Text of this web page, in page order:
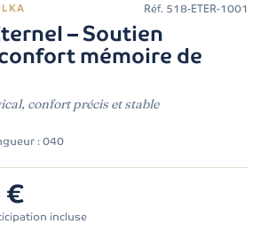
Réf. 518-ETER-1001
– Soutien
mémoire de
confort précis et stable
: 040
€
incluse